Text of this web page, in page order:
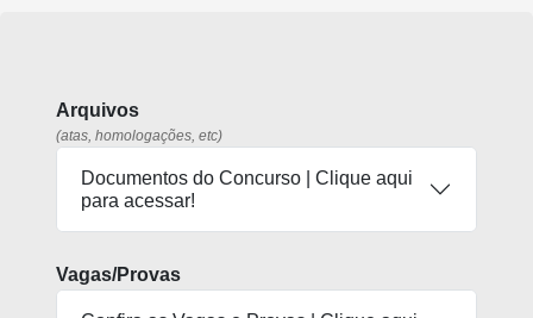
Arquivos
(atas, homologações, etc)
Documentos do Concurso | Clique aqui
para acessar!
Vagas/Provas